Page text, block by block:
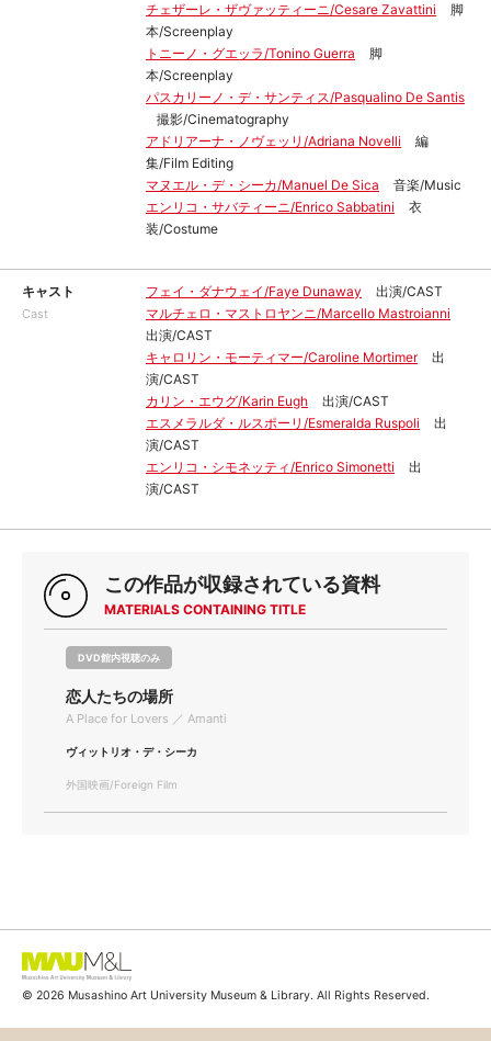
チェザーレ・ザヴァッティーニ/Cesare Zavattini
脚
本/Screenplay
トニーノ・グエッラ/Tonino Guerra
脚
本/Screenplay
パスカリーノ・デ・サンティス/Pasqualino De Santis
撮影/Cinematography
アドリアーナ・ノヴェッリ/Adriana Novelli
編
集/Film Editing
マヌエル・デ・シーカ/Manuel De Sica
音楽/Music
エンリコ・サバティーニ/Enrico Sabbatini
衣
装/Costume
キャスト
Cast
フェイ・ダナウェイ/Faye Dunaway
出演/CAST
マルチェロ・マストロヤンニ/Marcello Mastroianni
出演/CAST
キャロリン・モーティマー/Caroline Mortimer
出
演/CAST
カリン・エウグ/Karin Eugh
出演/CAST
エスメラルダ・ルスポーリ/Esmeralda Ruspoli
出
演/CAST
エンリコ・シモネッティ/Enrico Simonetti
出
演/CAST
この作品が収録されている資料
MATERIALS CONTAINING TITLE
DVD館内視聴のみ
恋人たちの場所
A Place for Lovers ／ Amanti
ヴィットリオ・デ・シーカ
外国映画/Foreign Film
© 2026 Musashino Art University Museum & Library. All Rights Reserved.